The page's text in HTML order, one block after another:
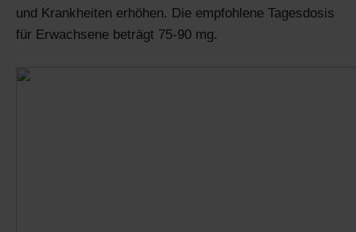
und Krankheiten erhöhen. Die empfohlene Tagesdosis
für Erwachsene beträgt 75-90 mg.